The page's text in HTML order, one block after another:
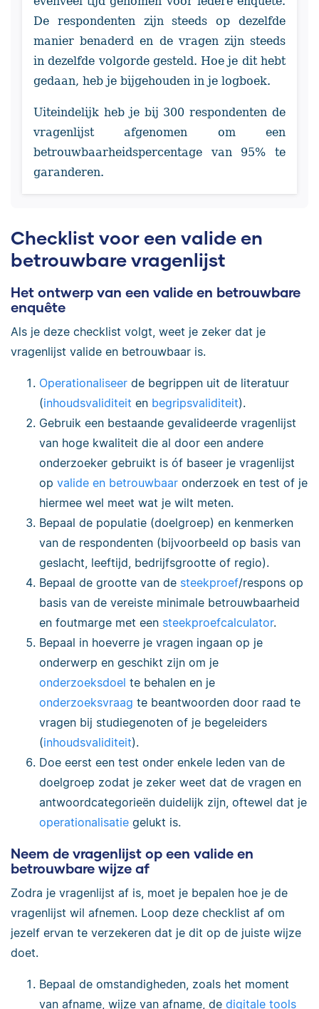
De respondenten zijn steeds op dezelfde
manier benaderd en de vragen zijn steeds
in dezelfde volgorde gesteld. Hoe je dit hebt
gedaan, heb je bijgehouden in je logboek.
Uiteindelijk heb je bij 300 respondenten de
vragenlijst afgenomen om een
betrouwbaarheidspercentage van 95% te
garanderen.
Checklist voor een valide en
betrouwbare vragenlijst
Het ontwerp van een valide en betrouwbare
enquête
Als je deze checklist volgt, weet je zeker dat je
vragenlijst valide en betrouwbaar is.
Operationaliseer de begrippen uit de literatuur
(inhoudsvaliditeit en begripsvaliditeit).
Gebruik een bestaande gevalideerde vragenlijst
van hoge kwaliteit die al door een andere
onderzoeker gebruikt is óf baseer je vragenlijst
op valide en betrouwbaar onderzoek en test of je
hiermee wel meet wat je wilt meten.
Bepaal de populatie (doelgroep) en kenmerken
van de respondenten (bijvoorbeeld op basis van
geslacht, leeftijd, bedrijfsgrootte of regio).
Bepaal de grootte van de steekproef/respons op
basis van de vereiste minimale betrouwbaarheid
en foutmarge met een steekproefcalculator.
Bepaal in hoeverre je vragen ingaan op je
onderwerp en geschikt zijn om je
onderzoeksdoel te behalen en je
onderzoeksvraag te beantwoorden door raad te
vragen bij studiegenoten of je begeleiders
(inhoudsvaliditeit).
Doe eerst een test onder enkele leden van de
doelgroep zodat je zeker weet dat de vragen en
antwoordcategorieën duidelijk zijn, oftewel dat je
operationalisatie gelukt is.
Neem de vragenlijst op een valide en
betrouwbare wijze af
Zodra je vragenlijst af is, moet je bepalen hoe je de
vragenlijst wil afnemen. Loop deze checklist af om
jezelf ervan te verzekeren dat je dit op de juiste wijze
doet.
Bepaal de omstandigheden, zoals het moment
van afname, wijze van afname, de digitale tools